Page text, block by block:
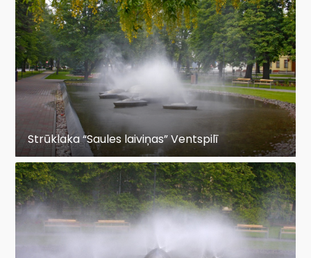
Strūklaka “Saules laiviņas” Ventspilī